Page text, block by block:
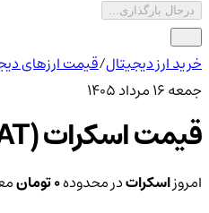
درحال بارگذاری...
خرید ارز دیجیتال/قیمت ارزهای
جمعه ۱۶ مرداد ۱۴۰۵
قیمت اسکرات (SCRAT)
امروزاسکراتدر محدوده0 تومان